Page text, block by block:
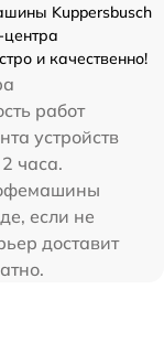
Kuppersbusch
и качественно!
работ
устройств
часа.
если не
доставит